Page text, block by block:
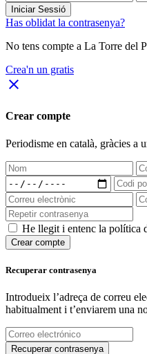
Iniciar Sessió
Has oblidat la contrasenya?
No tens compte a La Torre del
Crea'n un gratis
close
Crear compte
Periodisme en català, gràcies a
He llegit i entenc la política
Crear compte
Recuperar contrasenya
Introdueix l’adreça de correu
habitualment i t’enviarem una
Recuperar contrasenya